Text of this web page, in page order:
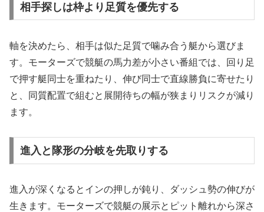
相手探しは枠より足質を優先する
軸を決めたら、相手は似た足質で噛み合う艇から選びま
す。モーターズで競艇の馬力差が小さい番組では、回り足
で押す艇同士を重ねたり、伸び同士で直線勝負に寄せたり
と、同質配置で組むと展開待ちの幅が狭まりリスクが減り
ます。
進入と隊形の分岐を先取りする
進入が深くなるとインの押しが鈍り、ダッシュ勢の伸びが
生きます。モーターズで競艇の展示とピット離れから深さ